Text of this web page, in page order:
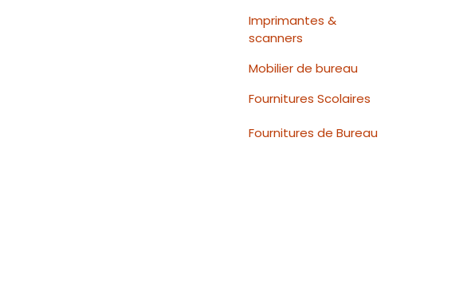
Imprimantes &
scanners
Mobilier de bureau
Fournitures Scolaires
Fournitures de Bureau